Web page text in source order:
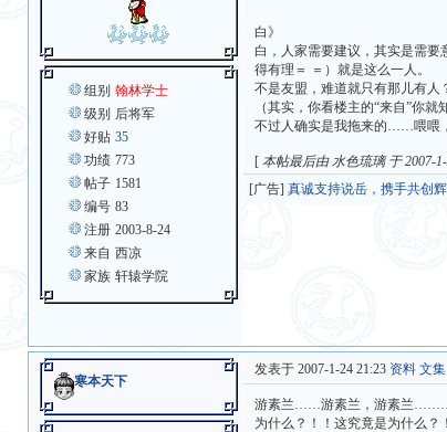
组别 翰林学士
级别 后将军
好贴 35
功绩 773
帖子 1581
编号 83
注册 2003-8-24
来自 西凉
家族 轩辕学院
白》
白，人家需要建议，其实是需
得有理＝ ＝）就是这么一人。
不是友盟，难道就只有那儿有人
（其实，你看楼主的“来自”你
不过人确实是我拖来的……喂喂
[本帖最后由 水色琉璃 于 2007-
[广告] 真诚支持说岳，携手共创
寒本天下
发表于 2007-1-24 21:23 资料 文集
游素兰……游素兰，游素兰
为什么？！！这究竟是为什么？